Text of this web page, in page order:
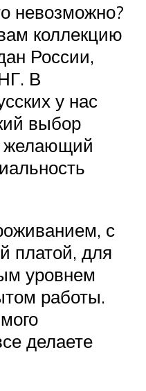
невозможно?
коллекцию
России,
В
у нас
выбор
желающий
с
платой, для
уровнем
работы.
делаете